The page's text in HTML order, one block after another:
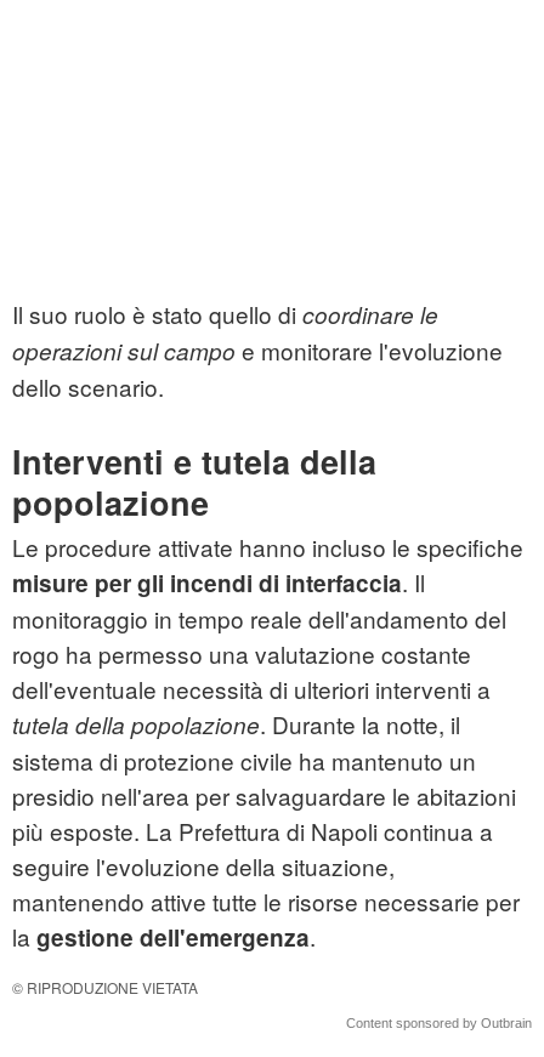
Il suo ruolo è stato quello di coordinare le
operazioni sul campo e monitorare l'evoluzione
dello scenario.
Interventi e tutela della
popolazione
Le procedure attivate hanno incluso le specifiche
misure per gli incendi di interfaccia. Il
monitoraggio in tempo reale dell'andamento del
rogo ha permesso una valutazione costante
dell'eventuale necessità di ulteriori interventi a
tutela della popolazione. Durante la notte, il
sistema di protezione civile ha mantenuto un
presidio nell'area per salvaguardare le abitazioni
più esposte. La Prefettura di Napoli continua a
seguire l'evoluzione della situazione,
mantenendo attive tutte le risorse necessarie per
la gestione dell'emergenza.
© RIPRODUZIONE VIETATA
Content sponsored by Outbrain